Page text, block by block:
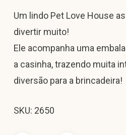
Um lindo Pet Love House
divertir muito!
Ele acompanha uma
a casinha, trazendo muita
diversão para a brincadeira!
SKU: 2650